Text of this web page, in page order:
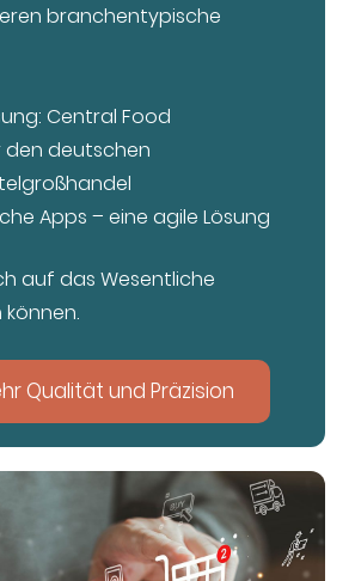
branchentypische
Central Food
den deutschen
Apps – eine agile Lösung
auf das Wesentliche
Qualität und Präzision